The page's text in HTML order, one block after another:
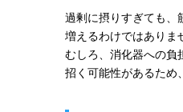
過剰に摂りすぎても、
増えるわけではありま
むしろ、消化器への負
招く可能性があるため、